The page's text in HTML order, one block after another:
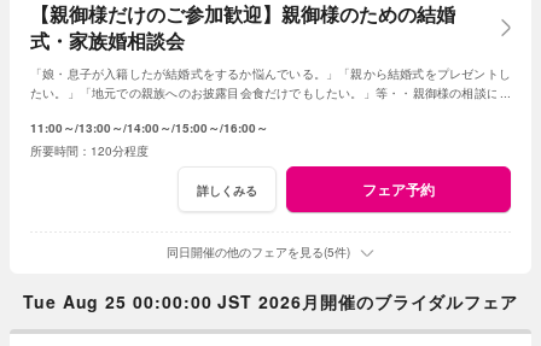
【親御様だけのご参加歓迎】親御様のための結婚
式・家族婚相談会
「娘・息子が入籍したが結婚式をするか悩んでいる。」「親から結婚式をプレゼントし
たい。」「地元での親族へのお披露目会食だけでもしたい。」等・・親御様の相談にベ
11:00～ 13:00～ 14:00～ 15:00～ 16:00～
120分程度
詳しくみる フェア予約
同日開催の他のフェアを見る(5件)
Tue Aug 25 00:00:00 JST 2026月開催のブライダルフェア